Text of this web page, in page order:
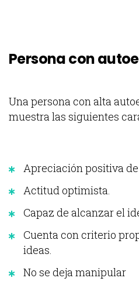
Persona con
Una persona con alta
muestra las siguientes
Apreciación positiva
Actitud optimista.
Capaz de alcanzar el
Cuenta con criterio
ideas.
No se deja manipular